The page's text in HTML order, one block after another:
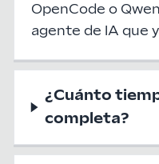
OpenCode o
agente de IA que
¿Cuánto
completa?